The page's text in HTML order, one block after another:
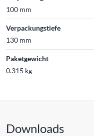
100 mm
Verpackungstiefe
130 mm
Paketgewicht
0.315 kg
Downloads